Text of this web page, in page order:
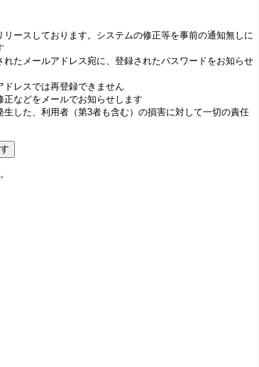
リースしております。システムの修正等を事前の通知無しに
れたメールアドレス宛に、登録されたパスワードをお知らせ
レスでは再登録できません
正などをメールでお知らせします
生した、利用者（第3者も含む）の損害に対して一切の責任